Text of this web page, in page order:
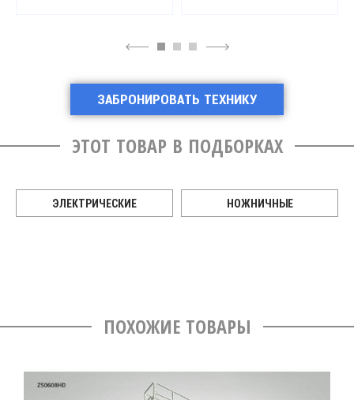
4 6
ЗАБРОНИРОВАТЬ ТЕХНИКУ
ЭТОТ ТОВАР В ПОДБОРКАХ
ЭЛЕКТРИЧЕСКИЕ НОЖНИЧНЫЕ
ПОХОЖИЕ ТОВАРЫ